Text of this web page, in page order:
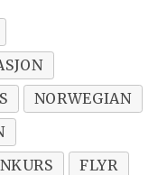
NORWEGIAN
FLYR